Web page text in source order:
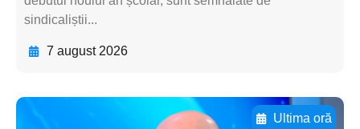
sindicaliștii...
7 august 2026
Ultima oră